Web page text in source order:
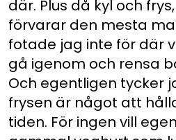
där. Plus då kyl och
förvarar den mesta
fotade jag inte för där
gå igenom och rensa
Och egentligen tycker
frysen är något att
tiden. För ingen vill